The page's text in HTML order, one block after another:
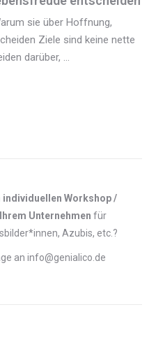
sie über Hoffnung,
Ziele sind keine nette
darüber, ...
Workshop /
Unternehmen für
Azubis, etc.?
an info@genialico.de